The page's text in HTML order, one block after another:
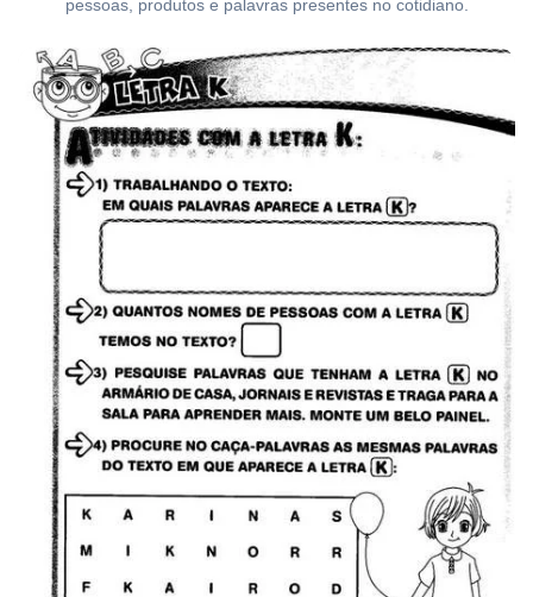
pessoas, produtos e palavras presentes no cotidiano.